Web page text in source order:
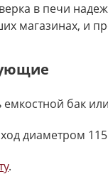
в печи
магазинах, и
бак
диаметром
.